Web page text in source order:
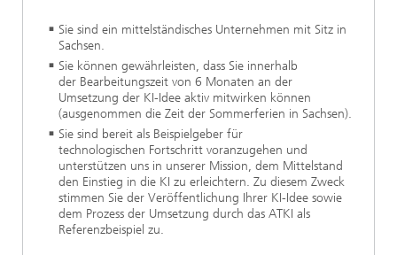
Sie sind ein mittelständisches Unternehmen mit Sitz in
Sachsen.
Sie können gewährleisten, dass Sie innerhalb
der Bearbeitungszeit von 6 Monaten an der
Umsetzung der KI-Idee aktiv mitwirken können
(ausgenommen die Zeit der Sommerferien in Sachsen).
Sie sind bereit als Beispielgeber für
technologischen Fortschritt voranzugehen und
unterstützen uns in unserer Mission, dem Mittelstand
den Einstieg in die KI zu erleichtern. Zu diesem Zweck
stimmen Sie der Veröffentlichung Ihrer KI-Idee sowie
dem Prozess der Umsetzung durch das ATKI als
Referenzbeispiel zu.